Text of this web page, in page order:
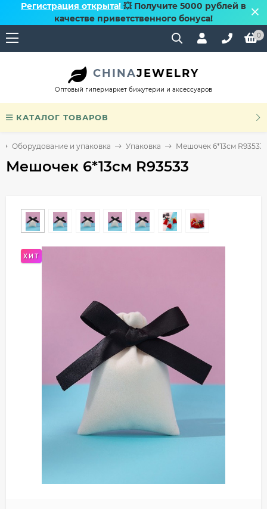
Регистрация открыта! 💥 Получите 5000 рублей в
качестве приветственного бонуса!
0
CHINAJEWELRY
Оптовый гипермаркет бижутерии и аксессуаров
КАТАЛОГ ТОВАРОВ
Оборудование и упаковка Упаковка Мешочек 6*13см R93533
Мешочек 6*13см R93533
ХИТ